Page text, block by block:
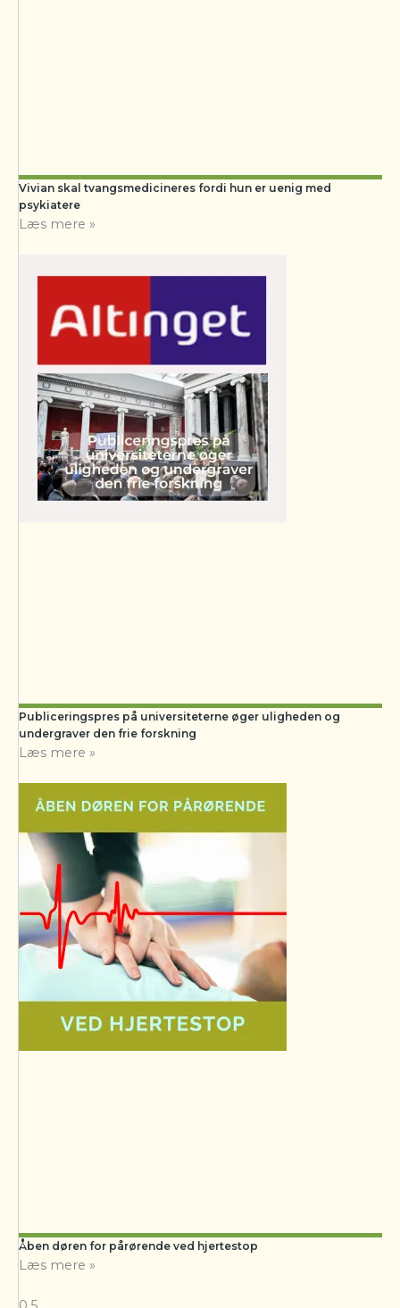
Vivian skal tvangsmedicineres fordi hun er uenig med
psykiatere
Læs mere »
Publiceringspres på universiteterne øger uligheden og
undergraver den frie forskning
Læs mere »
Åben døren for pårørende ved hjertestop
Læs mere »